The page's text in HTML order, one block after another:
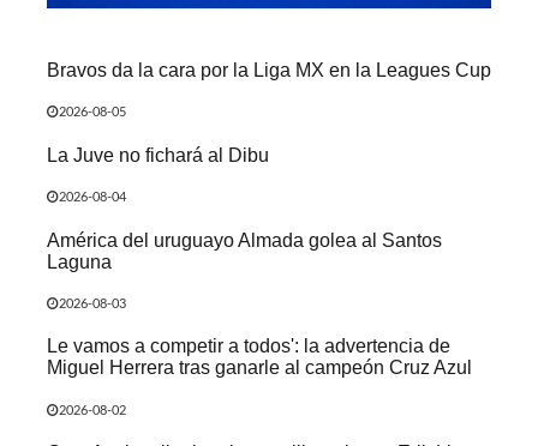
Bravos da la cara por la Liga MX en la Leagues Cup
2026-08-05
La Juve no fichará al Dibu
2026-08-04
América del uruguayo Almada golea al Santos
Laguna
2026-08-03
Le vamos a competir a todos': la advertencia de
Miguel Herrera tras ganarle al campeón Cruz Azul
2026-08-02